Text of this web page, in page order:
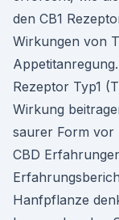
den CB1
Wirkungen von
Rezeptor Typ1
Wirkung
saurer Form vor
CBD
Hanfpflanze